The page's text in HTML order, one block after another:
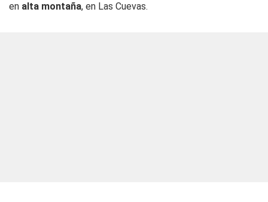
en alta montaña, en Las Cuevas.